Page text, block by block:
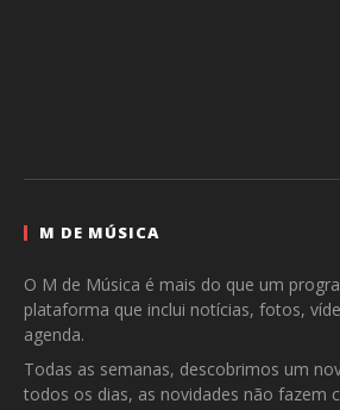
M DE MÚSICA
O M de Música é mais do que um
plataforma que inclui notícias, fotos,
agenda.
Todas as semanas, descobrimos um
todos os dias, as novidades não fazem